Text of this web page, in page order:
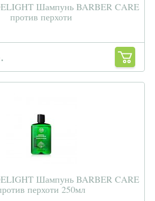
Шампунь BARBER CARE
против перхоти
Шампунь BARBER CARE
перхоти 250мл